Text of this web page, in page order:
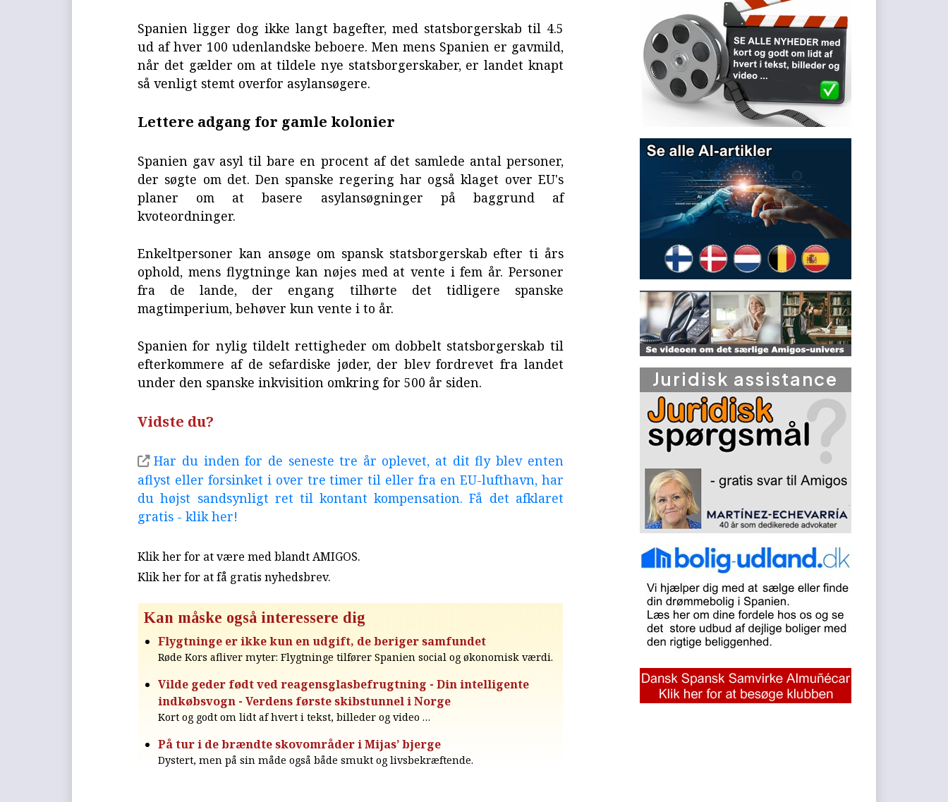
Spanien ligger dog ikke langt bagefter, med statsborgerskab til 4.5
ud af hver 100 udenlandske beboere. Men mens Spanien er gavmild,
når det gælder om at tildele nye statsborgerskaber, er landet knapt
så venligt stemt overfor asylansøgere.
Lettere adgang for gamle kolonier
Spanien gav asyl til bare en procent af det samlede antal personer,
der søgte om det. Den spanske regering har også klaget over EU's
planer om at basere asylansøgninger på baggrund af
kvoteordninger.
Enkeltpersoner kan ansøge om spansk statsborgerskab efter ti års
ophold, mens flygtninge kan nøjes med at vente i fem år. Personer
fra de lande, der engang tilhørte det tidligere spanske
magtimperium, behøver kun vente i to år.
Spanien for nylig tildelt rettigheder om dobbelt statsborgerskab til
efterkommere af de sefardiske jøder, der blev fordrevet fra landet
under den spanske inkvisition omkring for 500 år siden.
Vidste du?
Har du inden for de seneste tre år oplevet, at dit fly blev enten
aflyst eller forsinket i over tre timer til eller fra en EU-lufthavn, har
du højst sandsynligt ret til kontant kompensation. Få det afklaret
gratis - klik her!
Klik her for at være med blandt AMIGOS.
Klik her for at få gratis nyhedsbrev.
Kan måske også interessere dig
Flygtninge er ikke kun en udgift, de beriger samfundet
Røde Kors afliver myter: Flygtninge tilfører Spanien social og økonomisk værdi.
Vilde geder født ved reagensglasbefrugtning - Din intelligente
indkøbsvogn - Verdens første skibstunnel i Norge
Kort og godt om lidt af hvert i tekst, billeder og video …
På tur i de brændte skovområder i Mijas’ bjerge
Dystert, men på sin måde også både smukt og livsbekræftende.